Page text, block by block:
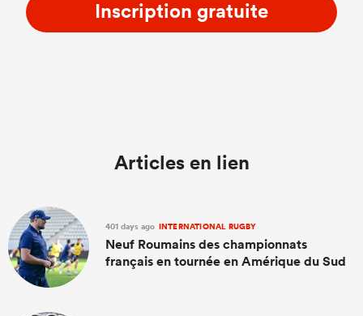
Inscription gratuite
Articles en lien
401 days ago INTERNATIONAL RUGBY
Neuf Roumains des championnats
français en tournée en Amérique du Sud